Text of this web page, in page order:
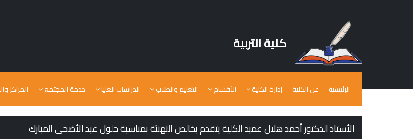
كلية التربية
الرئيسية عن الكلية إدارة الكلية الأقسام التعليم والطلاب الدراسات العليا خدمة المجتمع المراكز
الأستاذ الدكتور أحمد هلال عميد الكلية يتقدم بخالص التهنئة بمناسبة حلول عيد الأضحى المبارك